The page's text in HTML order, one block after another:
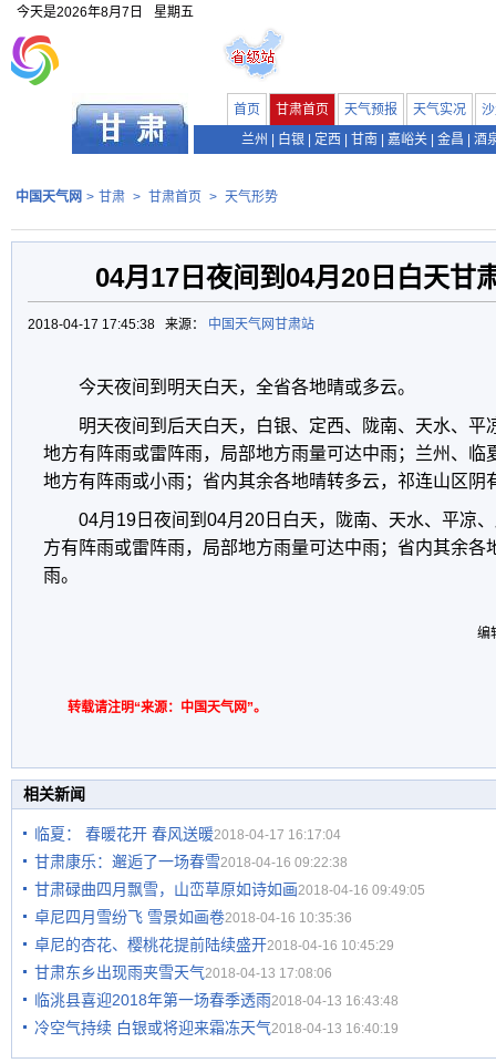
今天是2026年8月7日 星期五
首页 甘肃首页 天气预报 天气实况
兰州
白银 定西 甘南 嘉峪关 金昌 酒
中国天气网 > 甘肃 > 甘肃首页 > 天气形势
04月17日夜间到04月20日白天甘
2018-04-17 17:45:38 来源： 中国天气网甘肃站
今天夜间到明天白天，全省各地晴或多云。
明天夜间到后天白天，白银、定西、陇南、天水、平
地方有阵雨或雷阵雨，局部地方雨量可达中雨；兰州、临
地方有阵雨或小雨；省内其余各地晴转多云，祁连山区阴
04月19日夜间到04月20日白天，陇南、天水、平凉
方有阵雨或雷阵雨，局部地方雨量可达中雨；省内其余各
雨。
编
转载请注明“来源：中国天气网”。
相关新闻
临夏： 春暖花开 春风送暖2018-04-17 16:17:04
甘肃康乐：邂逅了一场春雪2018-04-16 09:22:38
甘肃碌曲四月飘雪，山峦草原如诗如画2018-04-16 09:49:05
卓尼四月雪纷飞 雪景如画卷2018-04-16 10:35:36
卓尼的杏花、樱桃花提前陆续盛开2018-04-16 10:45:29
甘肃东乡出现雨夹雪天气2018-04-13 17:08:06
临洮县喜迎2018年第一场春季透雨2018-04-13 16:43:48
冷空气持续 白银或将迎来霜冻天气2018-04-13 16:40:19